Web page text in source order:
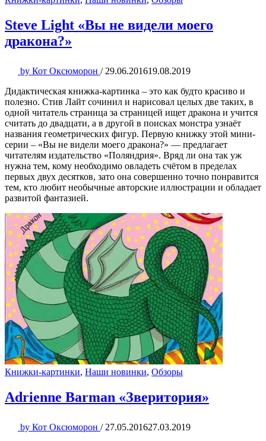
Steve Light «Вы не видели моего
дракона?»
by Кот Оксюморон / 29.06.201619.08.2019
Дидактическая книжка-картинка – это как будто красиво и
полезно. Стив Лайт сочинил и нарисовал целых две таких, в
одной читатель страница за страницей ищет дракона и учится
считать до двадцати, а в другой в поисках монстра узнаёт
названия геометрических фигур. Первую книжку этой мини-
серии – «Вы не видели моего дракона?» — предлагает
читателям издательство «Поляндрия». Вряд ли она так уж
нужна тем, кому необходимо овладеть счётом в пределах
первых двух десятков, зато она совершенно точно понравится
тем, кто любит необычные авторские иллюстрации и обладает
развитой фантазией.
Книжки-картинки, Наши новинки, Обзоры
Adrienne Barman «Зверитория»
by Кот Оксюморон / 27.05.201627.03.2019